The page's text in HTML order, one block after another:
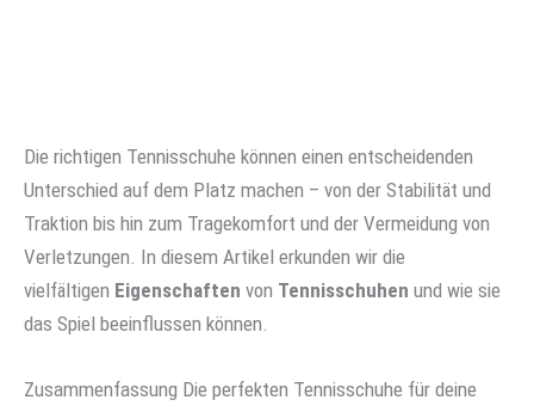
Die richtigen Tennisschuhe können einen entscheidenden
Unterschied auf dem Platz machen – von der Stabilität und
Traktion bis hin zum Tragekomfort und der Vermeidung von
Verletzungen. In diesem Artikel erkunden wir die
vielfältigen Eigenschaften von Tennisschuhen und wie sie
das Spiel beeinflussen können.
Zusammenfassung Die perfekten Tennisschuhe für deine